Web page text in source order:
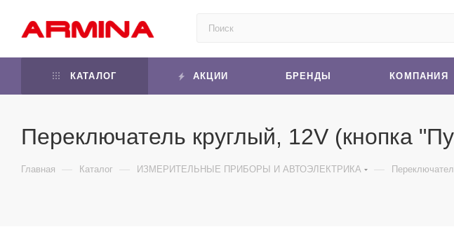
КАТАЛОГ АКЦИИ БРЕНДЫ КОМПАНИЯ
Переключатель круглый, 12V (кнопка
Главная — Каталог — ИЗМЕРИТЕЛЬНЫЕ ПРИБОРЫ И АВТОЭЛЕКТРИКА —